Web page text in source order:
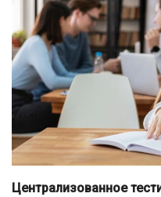
Централизованное